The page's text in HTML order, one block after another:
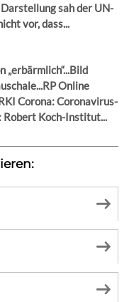
sah der UN-
vor, dass...
Online
Corona: Coronavirus-
Koch-Institut...